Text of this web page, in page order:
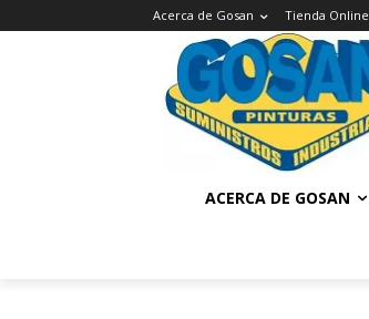
Acerca de Gosan Tienda Online
ACERCA DE GOSAN